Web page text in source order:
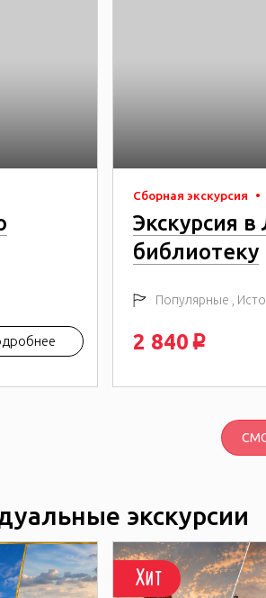
Сборная экскурсия •
Экскурсия
библиотеку
Популярные ,
2 840 p
экскурсии
Хит